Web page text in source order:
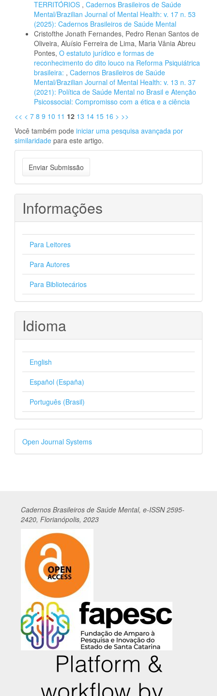
TERRITÓRIOS , Cadernos Brasileiros de Saúde
Mental/Brazilian Journal of Mental Health: v. 17 n. 53
(2025): Cadernos Brasileiros de Saúde Mental
Cristofthe Jonath Fernandes, Pedro Renan Santos de
Oliveira, Aluísio Ferreira de Lima, Maria Vânia Abreu
Pontes, O estatuto jurídico e formas de
reconhecimento do dito louco na Reforma Psiquiátrica
brasileira: , Cadernos Brasileiros de Saúde
Mental/Brazilian Journal of Mental Health: v. 13 n. 37
(2021): Política de Saúde Mental no Brasil e Atenção
Psicossocial: Compromisso com a ética e a ciência
<< < 7 8 9 10 11 12 13 14 15 16 > >>
Você também pode iniciar uma pesquisa avançada por
similaridade para este artigo.
Enviar
Submissão
Enviar Submissão
Informações
Para Leitores
Para Autores
Para Bibliotecários
Idioma
English
Español (España)
Português (Brasil)
Desenvolvido
por
Open Journal Systems
Cadernos Brasileiros de Saúde Mental, e-ISSN 2595-
2420, Florianópolis, 2023